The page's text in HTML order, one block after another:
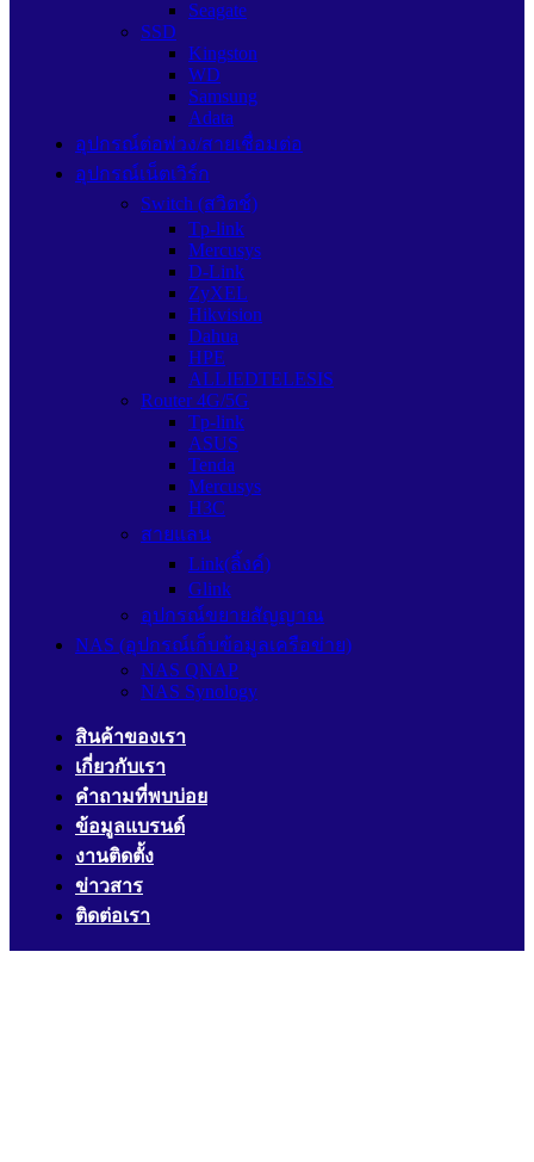
Seagate
SSD
Kingston
WD
Samsung
Adata
อุปกรณ์ต่อพ่วง/สายเชื่อมต่อ
อุปกรณ์เน็ตเวิร์ก
Switch (สวิตช์)
Tp-link
Mercusys
D-Link
ZyXEL
Hikvision
Dahua
HPE
ALLIEDTELESIS
Router 4G/5G
Tp-link
ASUS
Tenda
Mercusys
H3C
สายแลน
Link(ลิ้งค์)
Glink
อุปกรณ์ขยายสัญญาณ
NAS (อุปกรณ์เก็บข้อมูลเครือข่าย)
NAS QNAP
NAS Synology
สินค้าของเรา
เกี่ยวกับเรา
คำถามที่พบบ่อย
ข้อมูลแบรนด์
งานติดตั้ง
ข่าวสาร
ติดต่อเรา